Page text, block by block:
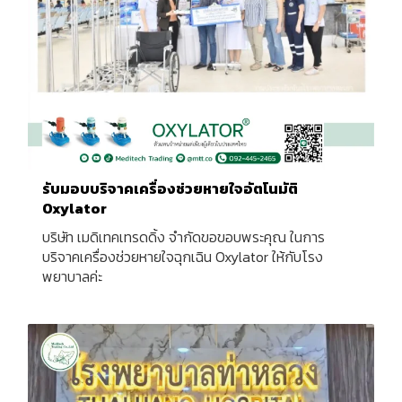
รับมอบบริจาคเครื่องช่วยหายใจอัตโนมัติ
Oxylator
บริษัท เมดิเทคเทรดดิ้ง จำกัดขอขอบพระคุณ ในการ
บริจาคเครื่องช่วยหายใจฉุกเฉิน Oxylator ให้กับโรง
พยาบาลค่ะ ️